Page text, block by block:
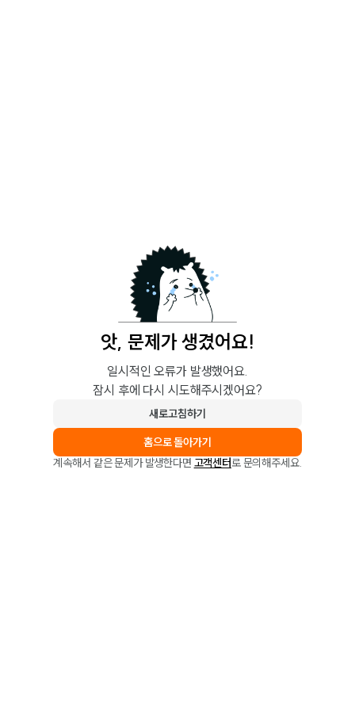
앗, 문제가 생겼어요!
일시적인 오류가 발생했어요.
잠시 후에 다시 시도해주시겠어요?
새로고침하기
홈으로 돌아가기
계속해서 같은 문제가 발생한다면 고객센터로 문의해주세요.